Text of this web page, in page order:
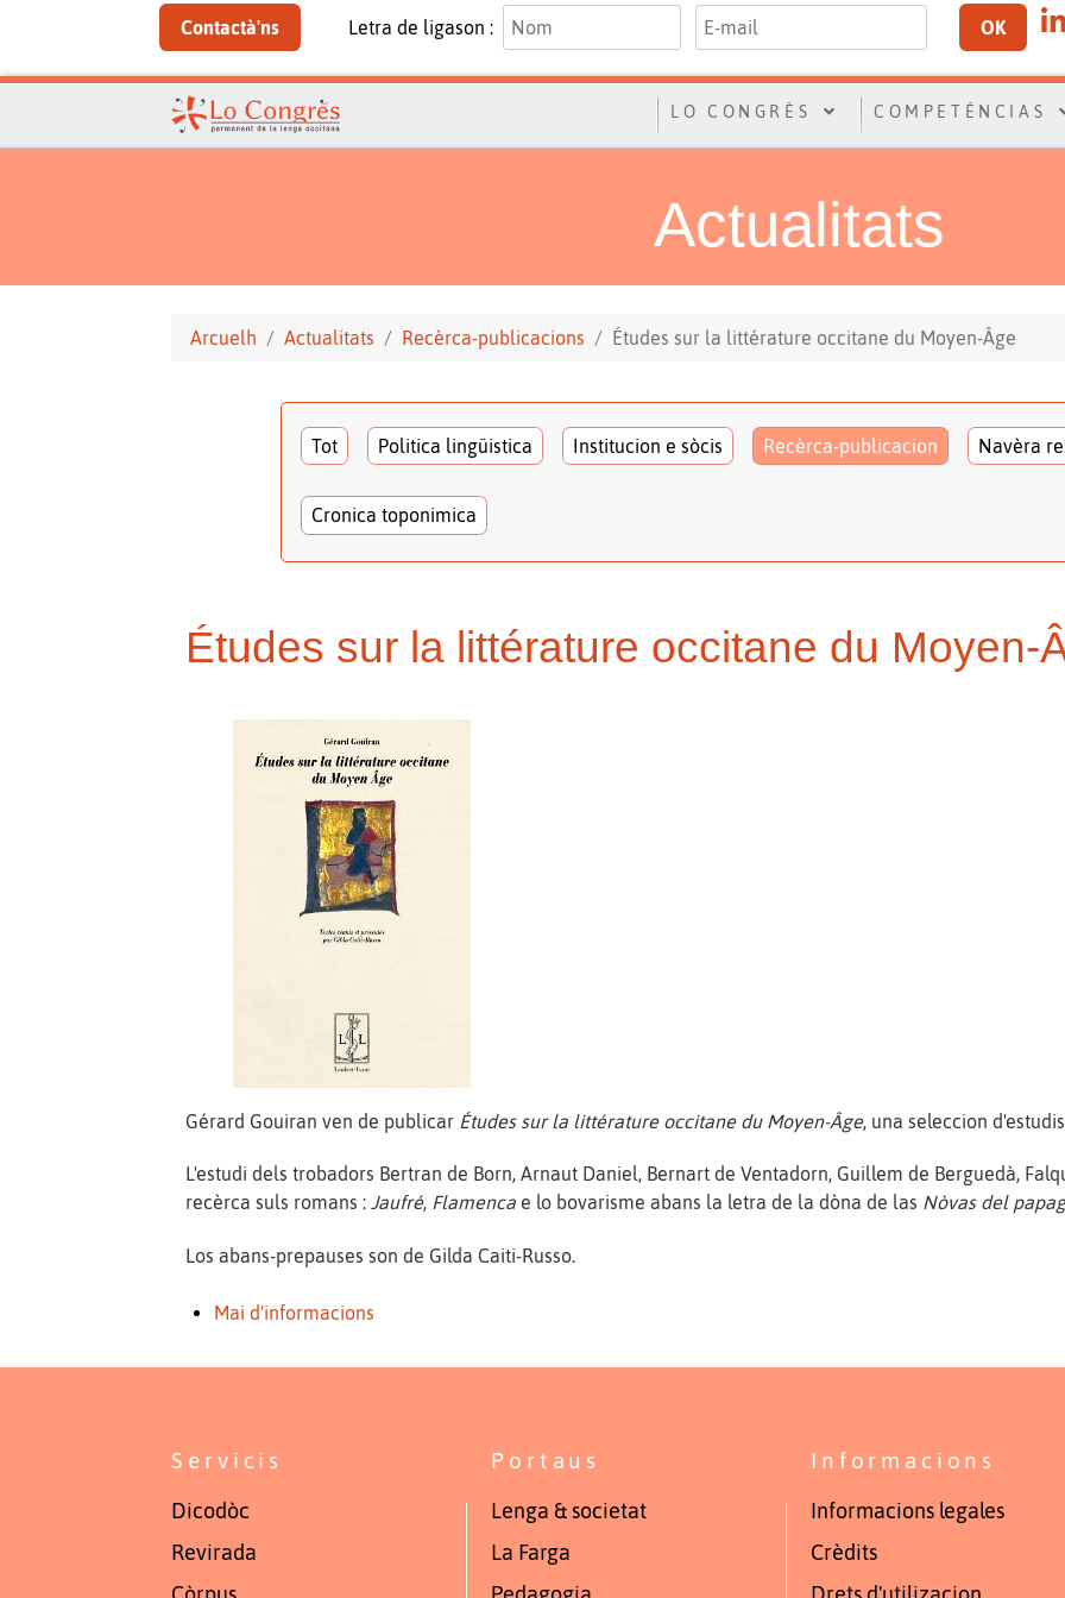
Contactà'ns Letra de ligason : OK
LO CONGRÈS COMPETÉNCIAS
Actualitats
Arcuelh Actualitats Recèrca-publicacions Études sur la littérature occitane du Moyen-Âge
Tot Politica lingüistica Institucion e sòcis Recèrca-publicacion Navèra
Cronica toponimica
Études sur la littérature occitane du Moyen-
Gérard Gouiran ven de publicar Études sur la littérature occitane du Moyen-Âge, una seleccion
L'estudi dels trobadors Bertran de Born, Arnaut Daniel, Bernart de Ventadorn, Guillem de Berguedà,
recèrca suls romans :Jaufré, Flamenca e lo bovarisme abans la letra de la dòna de las Nòvas del
Los abans-prepauses son de Gilda Caiti-Russo.
Mai d'informacions
Servicis
Dicodòc
Revirada
Portaus
Lenga & societat
La Farga
Informacions
Informacions legales
Crèdits